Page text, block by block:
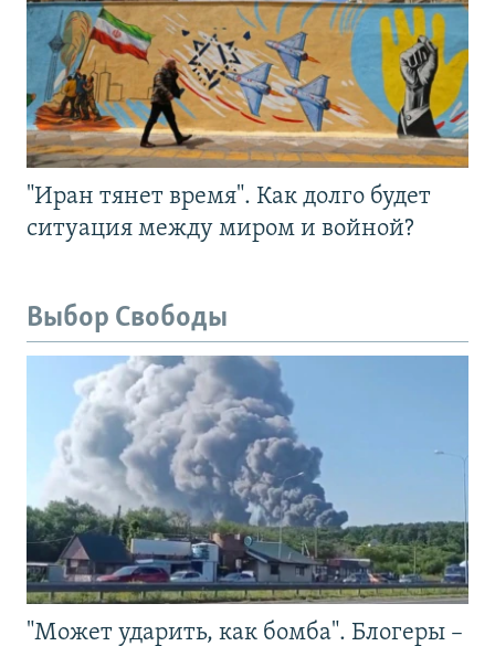
"Иран тянет время". Как долго будет
ситуация между миром и войной?
Выбор Свободы
"Может ударить, как бомба". Блогеры –